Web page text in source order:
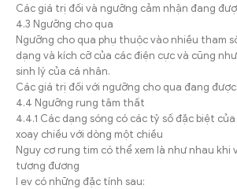
Các giá trị đối và ngưỡng cảm nhận đang
4.3 Ngưỡng cho qua
Ngưỡng cho qua phụ thuộc vào nhiều tham
dạng và kích cỡ của các điện cực và cũng
sinh lý của cá nhân.
Các giá trị đối với ngưỡng cho qua đang được
4.4 Ngưỡng rung tâm thất
4.4.1 Các dạng sóng có các tỷ số đặc biệt
xoay chiều với dòng một chiều
Nguy cơ rung tim có thể xem là như nhau khi
tương đương
I ev có những đặc tính sau: